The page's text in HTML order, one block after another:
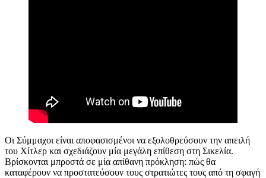
Οι Σύμμαχοι είναι αποφασισμένοι να εξολοθρεύσουν την απειλή
του Χίτλερ και σχεδιάζουν μία μεγάλη επίθεση στη Σικελία.
Βρίσκονται μπροστά σε μία απίθανη πρόκληση: πώς θα
καταφέρουν να προστατεύσουν τους στρατιώτες τους από τη σφαγή